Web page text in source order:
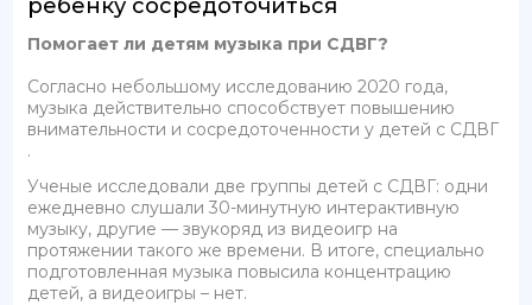
ребёнку сосредоточиться
Помогает ли детям музыка при СДВГ?
Согласно небольшому исследованию 2020 года,
музыка действительно способствует повышению
внимательности и сосредоточенности у детей с СДВГ
.
Ученые исследовали две группы детей с СДВГ: одни
ежедневно слушали 30-минутную интерактивную
музыку, другие — звукоряд из видеоигр на
протяжении такого же времени. В итоге, специально
подготовленная музыка повысила концентрацию
детей, а видеоигры – нет.